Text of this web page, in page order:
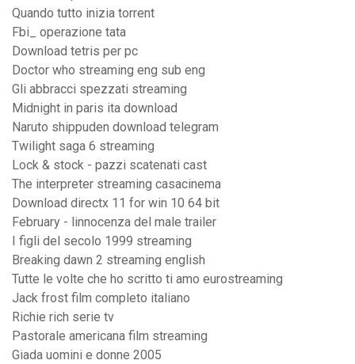
Quando tutto inizia torrent
Fbi_ operazione tata
Download tetris per pc
Doctor who streaming eng sub eng
Gli abbracci spezzati streaming
Midnight in paris ita download
Naruto shippuden download telegram
Twilight saga 6 streaming
Lock & stock - pazzi scatenati cast
The interpreter streaming casacinema
Download directx 11 for win 10 64 bit
February - linnocenza del male trailer
I figli del secolo 1999 streaming
Breaking dawn 2 streaming english
Tutte le volte che ho scritto ti amo eurostreaming
Jack frost film completo italiano
Richie rich serie tv
Pastorale americana film streaming
Giada uomini e donne 2005